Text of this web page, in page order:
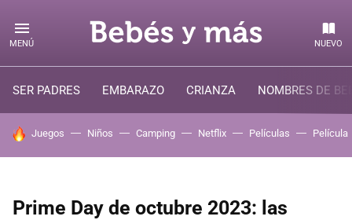
MENÚ NUEVO
SER PADRES EMBARAZO CRIANZA NOMBRES DE
HOY SE HABLA DE
Juegos Niños Camping Netflix Películas Película
Prime Day de octubre 2023: las